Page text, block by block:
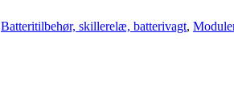
Batteritilbehør, skillerelæ, batterivagt,